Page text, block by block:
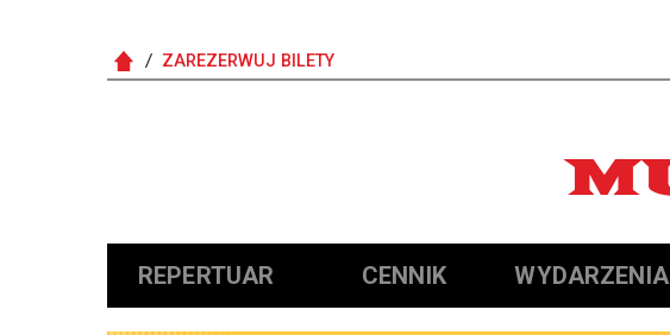
ZAREZERWUJ BILETY
Główna nawigacja
REPERTUAR CENNIK WYDARZENIA